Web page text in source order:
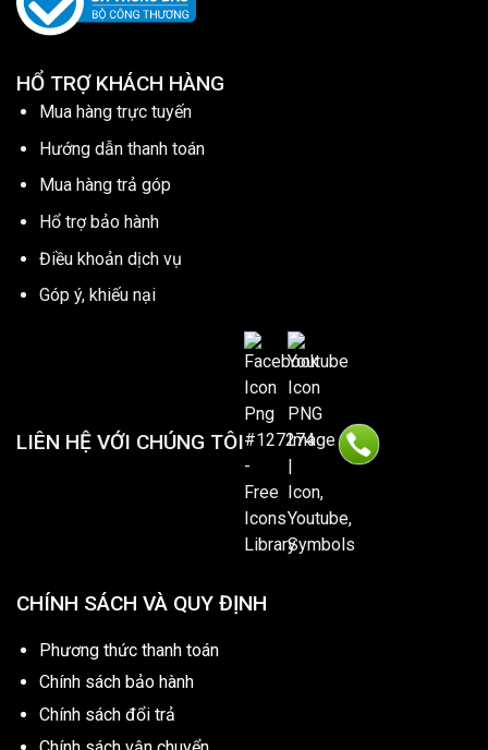
HỔ TRỢ KHÁCH HÀNG
Mua hàng trực tuyến
Hướng dẫn thanh toán
Mua hàng trả góp
Hổ trợ bảo hành
Điều khoản dịch vụ
Góp ý, khiếu nại
LIÊN HỆ VỚI CHÚNG TÔI
CHÍNH SÁCH VÀ QUY ĐỊNH
Phương thức thanh toán
Chính sách bảo hành
Chính sách đổi trả